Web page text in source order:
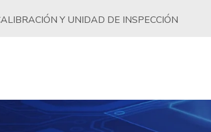
Y UNIDAD DE INSPECCIÓN